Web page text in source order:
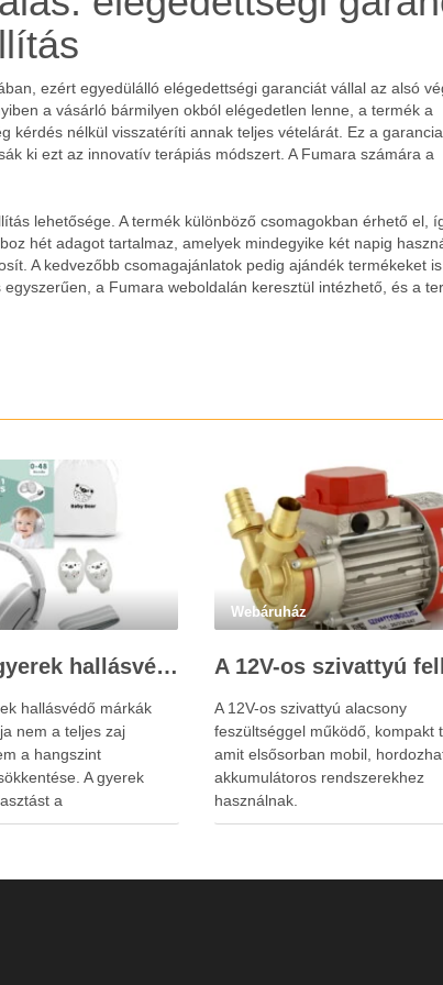
ezért egyedülálló elégedettségi garanciát vállal az alsó
a vásárló bármilyen okból elégedetlen lenne, a termék a
kérdés nélkül visszatéríti annak teljes vételárát. Ez a garancia
ki ezt az innovatív terápiás módszert. A Fumara számára a
lehetősége. A termék különböző csomagokban érhető el,
hét adagot tartalmaz, amelyek mindegyike két napig
A kedvezőbb csomagajánlatok pedig ajándék termékeket is
a Fumara weboldalán keresztül intézhető, és a
Legjobb gyerek hallásvédő márkák: mire figyeljenek a szülők választáskor?
hallásvédő márkák
nem a teljes zaj
a hangszint
A gyerek
a
weboldal is
Webáruház
A 12V-os szivattyú alacsony
feszültséggel működő, kompakt
amit elsősorban mobil,
akkumulátoros rendszerekhez
használnak.